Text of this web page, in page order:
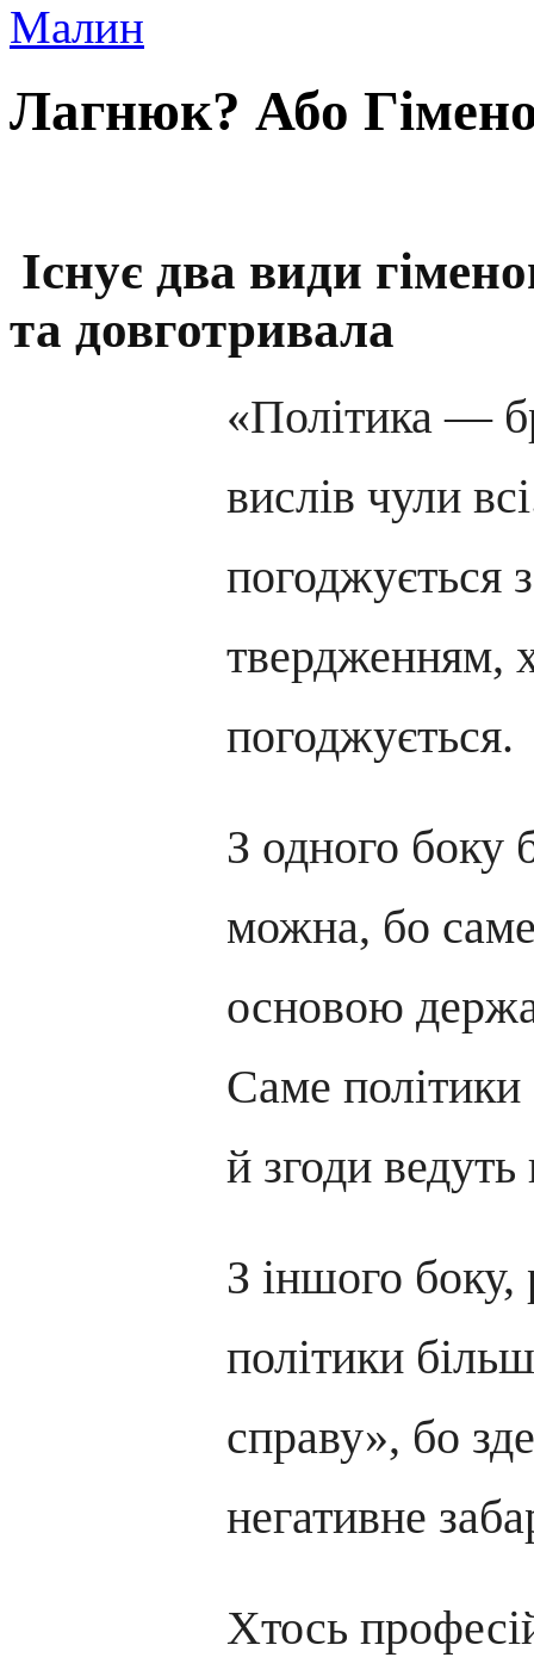
Малин
Лагнюк? Або
Існує два види
та довготривала
«Політика —
вислів чули
погоджується
твердженням,
погоджується.
З одного боку
можна, бо
основою
Саме
й згоди ведуть
З іншого боку,
політики
справу», бо
негативне
Хтось